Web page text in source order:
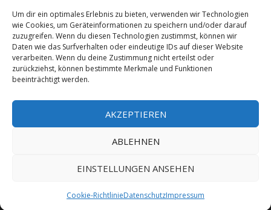
Um dir ein optimales Erlebnis zu bieten, verwenden wir Technologien
wie Cookies, um Geräteinformationen zu speichern und/oder darauf
zuzugreifen. Wenn du diesen Technologien zustimmst, können wir
Daten wie das Surfverhalten oder eindeutige IDs auf dieser Website
verarbeiten. Wenn du deine Zustimmung nicht erteilst oder
zurückziehst, können bestimmte Merkmale und Funktionen
beeinträchtigt werden.
AKZEPTIEREN
ABLEHNEN
EINSTELLUNGEN ANSEHEN
Cookie-RichtlinieDatenschutzImpressum
Datenschutz
Cookie-Richtlinie (EU)
Impressum
HOME
NADV